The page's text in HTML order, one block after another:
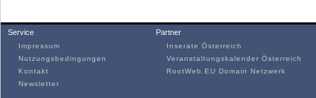
Service
Impressum
Nutzungsbedingungen
Kontakt
Newsletter
Partner
Inserate Österreich
Veranstaltungskalender Österreich
RootWeb.EU Domain Netzwerk